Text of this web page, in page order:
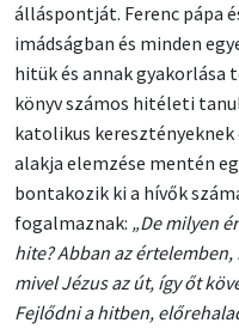
álláspontját. Ferenc pápa
imádságban és minden
hitük és annak gyakorlása
könyv számos hitéleti
katolikus keresztényeknek
alakja elemzése mentén
bontakozik ki a hívők
fogalmaznak: „De milyen
hite? Abban az értelemben,
mivel Jézus az út, így őt
Fejlődni a hitben,